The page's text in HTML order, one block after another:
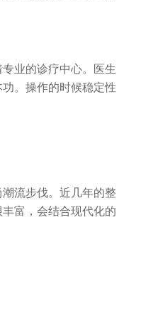
业的诊疗中心。医生
。操作的时候稳定性
流步伐。近几年的整
富，会结合现代化的